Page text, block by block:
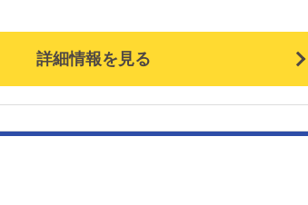
🌟公休＋月4回リフレッシュ休暇OK！連休取得可能で
プライベート重視で自分の時間を大切にできます。
に合わせて働ける環境です。 自然や伝統的な街並
詳細情報を見る